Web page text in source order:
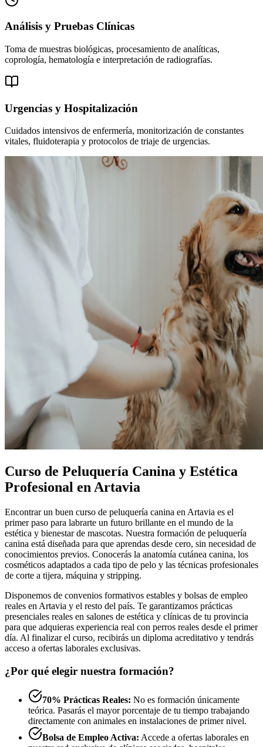
Análisis y Pruebas Clínicas
Toma de muestras biológicas, procesamiento de analíticas,
coprología, hematología e interpretación de radiografías.
Urgencias y Hospitalización
Cuidados intensivos de enfermería, monitorización de constantes
vitales, fluidoterapia y protocolos de triaje de urgencias.
Curso de Peluquería Canina y Estética
Profesional en Artavia
Encontrar un buen curso de peluquería canina en Artavia es el
primer paso para labrarte un futuro brillante en el mundo de la
estética y bienestar de mascotas. Nuestra formación de peluquería
canina está diseñada para que aprendas desde cero, sin necesidad de
conocimientos previos. Conocerás la anatomía cutánea canina, los
cosméticos adaptados a cada tipo de pelo y las técnicas profesionales
de corte a tijera, máquina y stripping.
Disponemos de convenios formativos estables y bolsas de empleo
reales en Artavia y el resto del país. Te garantizamos prácticas
presenciales reales en salones de estética y clínicas de tu provincia
para que adquieras experiencia real con perros reales desde el primer
día. Al finalizar el curso, recibirás un diploma acreditativo y tendrás
acceso a ofertas laborales exclusivas.
¿Por qué elegir nuestra formación?
70% Prácticas Reales: No es formación únicamente
teórica. Pasarás el mayor porcentaje de tu tiempo trabajando
directamente con animales en instalaciones de primer nivel.
Bolsa de Empleo Activa: Accede a ofertas laborales en